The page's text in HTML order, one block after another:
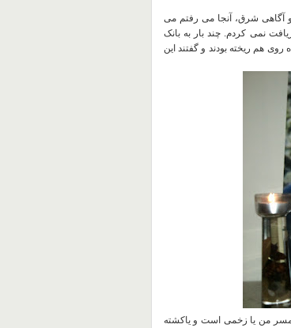
آگاهی شرق، آنجا می رفتم می
نمی کردم. چند بار به بانک
هم ریخته بودند و گفتند این
من یا زخمی است و یاکشته